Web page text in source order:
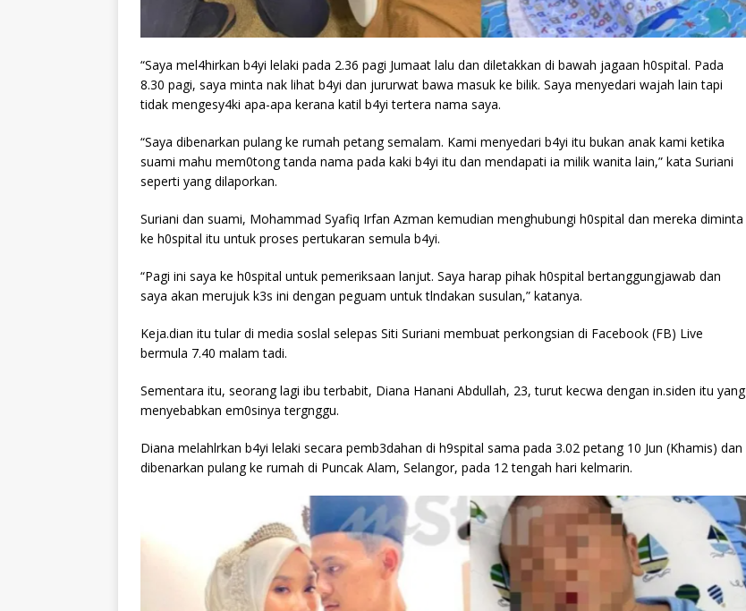
“Saya mel4hirkan b4yi lelaki pada 2.36 pagi Jumaat lalu dan diletakkan di bawah jagaan h0spital. Pada
8.30 pagi, saya minta nak lihat b4yi dan jururwat bawa masuk ke bilik. Saya menyedari wajah lain tapi
tidak mengesy4ki apa-apa kerana katil b4yi tertera nama saya.
“Saya dibenarkan pulang ke rumah petang semalam. Kami menyedari b4yi itu bukan anak kami ketika
suami mahu mem0tong tanda nama pada kaki b4yi itu dan mendapati ia milik wanita lain,” kata Suriani
seperti yang dilaporkan.
Suriani dan suami, Mohammad Syafiq Irfan Azman kemudian menghubungi h0spital dan mereka diminta
ke h0spital itu untuk proses pertukaran semula b4yi.
“Pagi ini saya ke h0spital untuk pemeriksaan lanjut. Saya harap pihak h0spital bertanggungjawab dan
saya akan merujuk k3s ini dengan peguam untuk tlndakan susulan,” katanya.
Keja.dian itu tular di media soslal selepas Siti Suriani membuat perkongsian di Facebook (FB) Live
bermula 7.40 malam tadi.
Sementara itu, seorang lagi ibu terbabit, Diana Hanani Abdullah, 23, turut kecwa dengan in.siden itu yang
menyebabkan em0sinya tergnggu.
Diana melahlrkan b4yi lelaki secara pemb3dahan di h9spital sama pada 3.02 petang 10 Jun (Khamis) dan
dibenarkan pulang ke rumah di Puncak Alam, Selangor, pada 12 tengah hari kelmarin.